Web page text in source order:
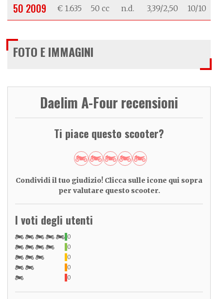
50 2009 € 1.635 50 cc n.d. 3,39/2,50 10/10
FOTO E IMMAGINI
Daelim A-Four recensioni
Ti piace questo scooter?
Condividi il tuo giudizio! Clicca sulle icone qui sopra
per valutare questo scooter.
I voti degli utenti
0
0
0
0
0